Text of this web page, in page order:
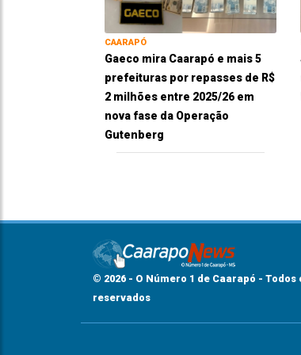
CAARAPÓ
Gaeco mira Caarapó e mais 5
prefeituras por repasses de R$
2 milhões entre 2025/26 em
nova fase da Operação
Gutenberg
© 2026 - O Número 1 de Caarapó -
reservados